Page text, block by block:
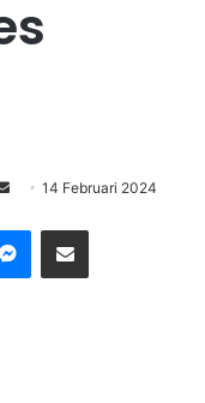
n
14 Februari 2024